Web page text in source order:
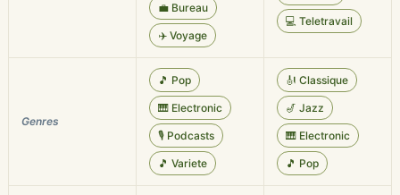
💼 Bureau
✈️ Voyage
💻 Teletravail
Genres
🎵 Pop
🎹 Electronic
🎙️ Podcasts
🎵 Variete
🎻 Classique
🎷 Jazz
🎹 Electronic
🎵 Pop